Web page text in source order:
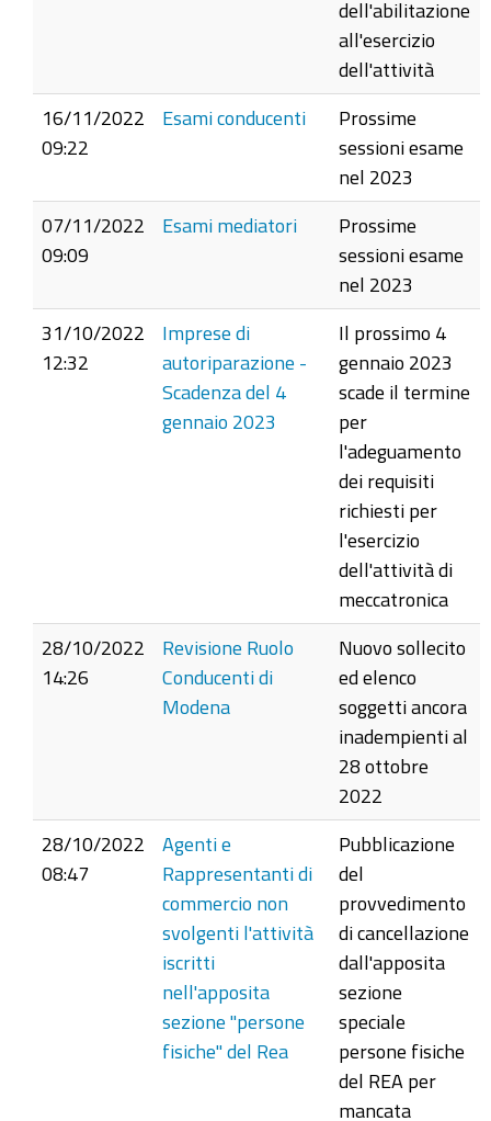
dell'abilitazione
all'esercizio
dell'attività
16/11/2022
09:22
Esami conducenti
Prossime
sessioni esame
nel 2023
07/11/2022
09:09
Esami mediatori
Prossime
sessioni esame
nel 2023
31/10/2022
12:32
Imprese di
autoriparazione -
Scadenza del 4
gennaio 2023
Il prossimo 4
gennaio 2023
scade il termine
per
l'adeguamento
dei requisiti
richiesti per
l'esercizio
dell'attività di
meccatronica
28/10/2022
14:26
Revisione Ruolo
Conducenti di
Modena
Nuovo sollecito
ed elenco
soggetti ancora
inadempienti al
28 ottobre
2022
28/10/2022
08:47
Agenti e
Rappresentanti di
commercio non
svolgenti l'attività
iscritti
nell'apposita
sezione "persone
fisiche" del Rea
Pubblicazione
del
provvedimento
di cancellazione
dall'apposita
sezione
speciale
persone fisiche
del REA per
mancata